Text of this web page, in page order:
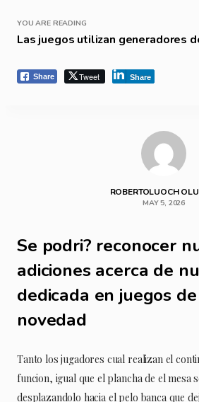
YOU ARE READING
Las juegos utilizan generadores
Share Tweet Share
ROBERTOLUOCH
MAY 5, 2026
Se podri? reconocer
adiciones acerca de
dedicada en juegos
novedad
Tanto los jugadores cual realizan el
funcion, igual que el plancha de el mesa
desplazandolo hacia el pelo banca que